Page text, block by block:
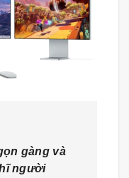
gàng và
người